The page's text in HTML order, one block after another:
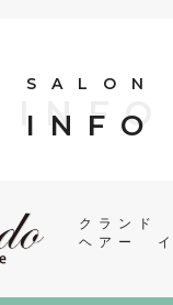
SALON
INFO
INFO
クランド
ヘアー イ